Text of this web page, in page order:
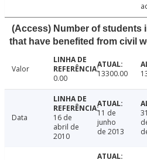
(Access) Number of students
that have benefited from civil
Valor
0.00
13300.00
Data
16 de
abril de
2010
11 de
junho
de 2013